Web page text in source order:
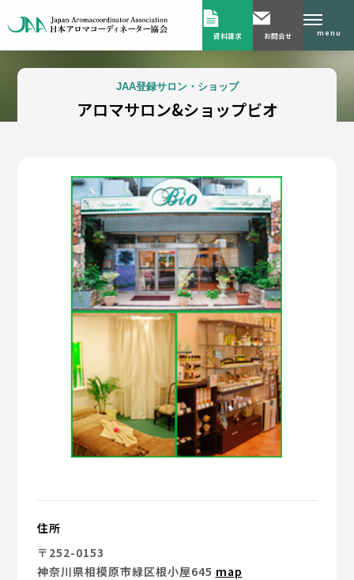
資料請求 お問合せ menu
JAA登録サロン・ショップ
アロマサロン&ショップビオ
住所
〒252-0153
神奈川県相模原市緑区根小屋645 map